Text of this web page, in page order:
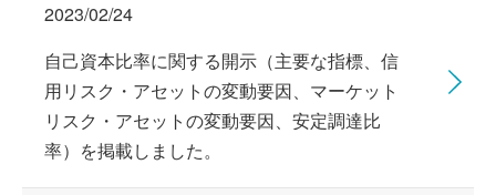
2023/02/24
自己資本比率に関する開示（主要な指標、信
用リスク・アセットの変動要因、マーケット
リスク・アセットの変動要因、安定調達比
率）を掲載しました。